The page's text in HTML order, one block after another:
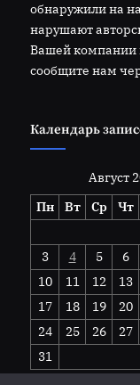
обнаружили на
нарушают
Вашей компании
сообщите нам
Календарь
Август
Пн
Вт Ср Чт
3
4 5 6
10
11 12 13
17
18 19 20
24
25 26 27
31